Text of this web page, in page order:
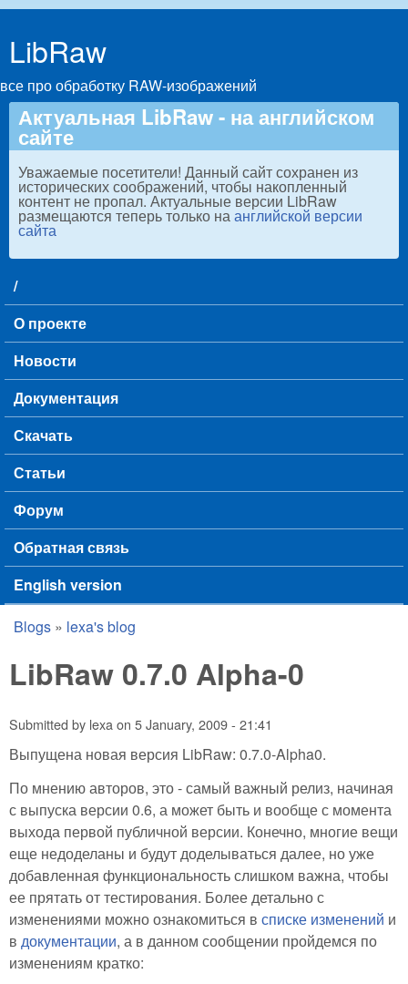
LibRaw
все про обработку RAW-изображений
Актуальная LibRaw - на английском
сайте
Уважаемые посетители! Данный сайт сохранен из
исторических соображений, чтобы накопленный
контент не пропал. Актуальные версии LibRaw
размещаются теперь только наанглийской версии
сайта
Main menu
/
О проекте
Новости
Документация
Скачать
Статьи
Форум
Обратная связь
English version
You are here
Blogs » lexa's blog
LibRaw 0.7.0 Alpha-0
Submitted by lexa on 5 January, 2009 - 21:41
Выпущена новая версия LibRaw: 0.7.0-Alpha0.
По мнению авторов, это - самый важный релиз, начиная
с выпуска версии 0.6, а может быть и вообще с момента
выхода первой публичной версии. Конечно, многие вещи
еще недоделаны и будут доделываться далее, но уже
добавленная функциональность слишком важна, чтобы
ее прятать от тестирования. Более детально с
изменениями можно ознакомиться в списке изменений и
в документации, а в данном сообщении пройдемся по
изменениям кратко: